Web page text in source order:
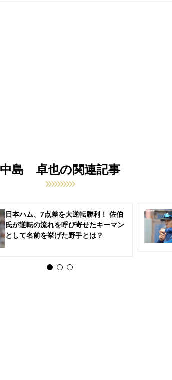
中島 卓也の関連記事
日本ハム、7点差を大逆転勝利！ 佐伯
氏が逆転の流れを呼び寄せたキーマン
として名前を挙げた野手とは？